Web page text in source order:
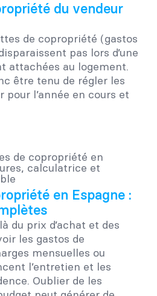
du vendeur
de copropriété (gastos
pas lors d’une
attachées au logement.
être tenu de régler les
pour l’année en cours et
en Espagne :
du prix d’achat et des
les gastos de
mensuelles ou
l’entretien et les
Oublier de les